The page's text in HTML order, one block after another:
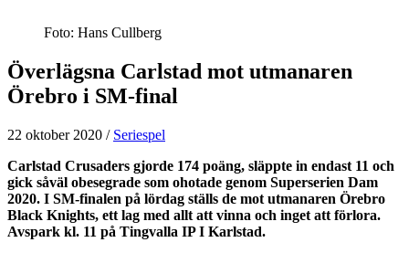
Foto: Hans Cullberg
Överlägsna Carlstad mot utmanaren
Örebro i SM-final
22 oktober 2020 / Seriespel
Carlstad Crusaders gjorde 174 poäng, släppte in endast 11 och
gick såväl obesegrade som ohotade genom Superserien Dam
2020. I SM-finalen på lördag ställs de mot utmanaren Örebro
Black Knights, ett lag med allt att vinna och inget att förlora.
Avspark kl. 11 på Tingvalla IP I Karlstad.